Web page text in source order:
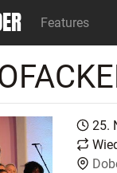
Features
25.